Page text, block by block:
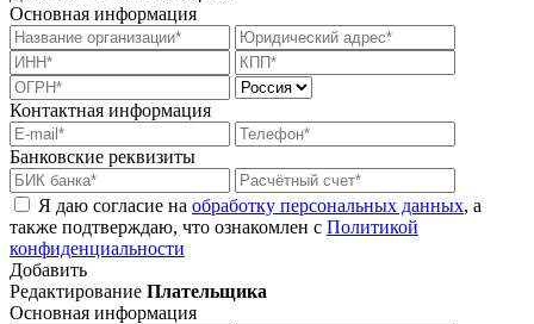
Основная информация
Контактная информация
Банковские реквизиты
Я даю согласие на обработку персональных данных, а
также подтверждаю, что ознакомлен с Политикой
конфиденциальности
Добавить
Редактирование Плательщика
Основная информация